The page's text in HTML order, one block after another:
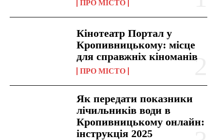
ПРО МІСТО
Кінотеатр Портал у
Кропивницькому: місце
для справжніх кіноманів
ПРО МІСТО
Як передати показники
лічильників води в
Кропивницькому онлайн:
інструкція 2025